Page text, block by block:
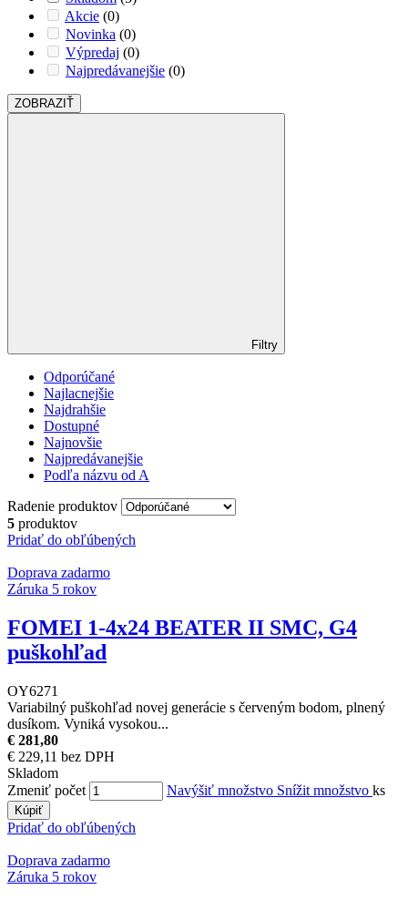
Akcie (0)
Novinka (0)
Výpredaj (0)
Najpredávanejšie (0)
ZOBRAZIŤ
Filtry
Odporúčané
Najlacnejšie
Najdrahšie
Dostupné
Najnovšie
Najpredávanejšie
Podľa názvu od A
Radenie produktov
5 produktov
Pridať do obľúbených
Doprava zadarmo
Záruka 5 rokov
FOMEI 1-4x24 BEATER II SMC, G4
puškohľad
OY6271
Variabilný puškohľad novej generácie s červeným bodom, plnený
dusíkom. Vyniká vysokou...
€ 281,80
€ 229,11 bez DPH
Skladom
Zmeniť počet
Navýšiť množstvo Snížit množstvo ks
Kúpiť
Pridať do obľúbených
Doprava zadarmo
Záruka 5 rokov